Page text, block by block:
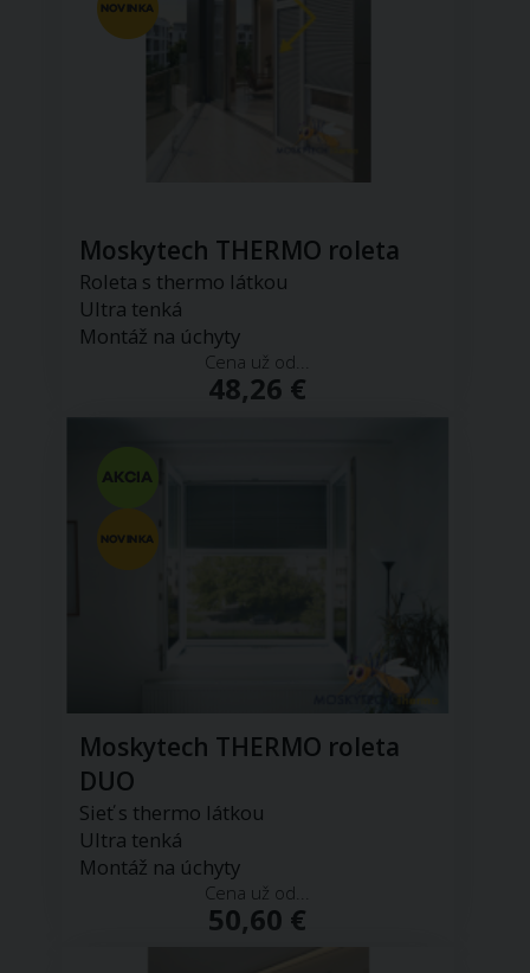
Moskytech THERMO roleta
Roleta s thermo látkou
Ultra tenká
Montáž na úchyty
Cena už od...
48,26 €
Moskytech THERMO roleta
DUO
Sieť s thermo látkou
Ultra tenká
Montáž na úchyty
Cena už od...
50,60 €